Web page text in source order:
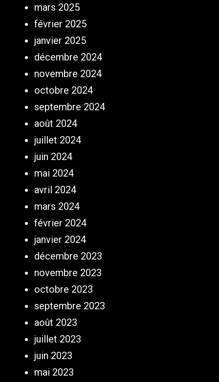
mars 2025
février 2025
janvier 2025
décembre 2024
novembre 2024
octobre 2024
septembre 2024
août 2024
juillet 2024
juin 2024
mai 2024
avril 2024
mars 2024
février 2024
janvier 2024
décembre 2023
novembre 2023
octobre 2023
septembre 2023
août 2023
juillet 2023
juin 2023
mai 2023